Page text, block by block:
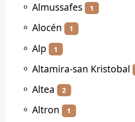
⚬ Almussafes 1
⚬ Alocén 1
⚬ Alp 1
⚬ Altamira-san Kristobal
⚬ Altea 2
⚬ Altron 1